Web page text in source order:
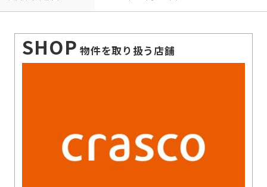
SHOP 物件を取り扱う店舗